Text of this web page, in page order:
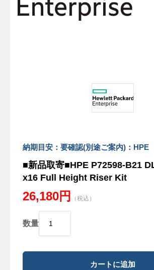
納期目安：要確認(別途ご案内)：HPE
■新品取寄■HPE P72598-B21
x16 Full Height Riser Kit
26,180円 （税込）
数量